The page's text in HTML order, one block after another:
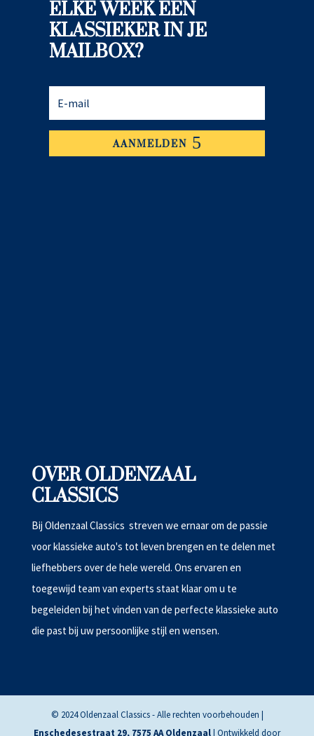
KLASSIEKER IN JE
MAILBOX?
AANMELDEN
OVER OLDENZAAL
CLASSICS
Bij Oldenzaal Classics streven we ernaar om de passie
voor klassieke auto's tot leven brengen en te delen met
liefhebbers over de hele wereld. Ons ervaren en
toegewijd team van experts staat klaar om u te
begeleiden bij het vinden van de perfecte klassieke auto
die past bij uw persoonlijke stijl en wensen.
© 2024 Oldenzaal Classics - Alle rechten voorbehouden |
Enschedesestraat 29, 7575 AA Oldenzaal| Ontwikkeld door